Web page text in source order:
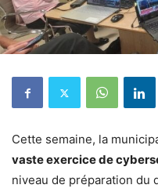
Cette semaine, la
vaste exercice de
niveau de préparation du